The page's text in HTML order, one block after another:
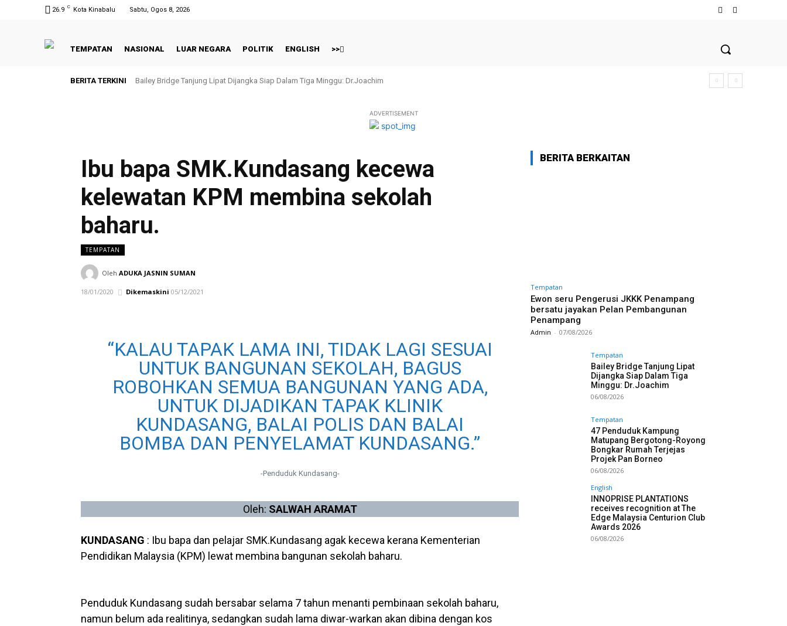
26.9 C Kota Kinabalu Sabtu, Ogos 8, 2026
TEMPATAN NASIONAL LUAR NEGARA POLITIK ENGLISH >>
BERITA TERKINI Bailey Bridge Tanjung Lipat Dijangka Siap Dalam Tiga Minggu: Dr.Joachim
ADVERTISEMENT
Ibu bapa SMK.Kundasang kecewa
kelewatan KPM membina sekolah
baharu.
TEMPATAN
Oleh ADUKA JASNIN SUMAN
18/01/2020 Dikemaskini 05/12/2021
“KALAU TAPAK LAMA INI, TIDAK LAGI SESUAI
UNTUK BANGUNAN SEKOLAH, BAGUS
ROBOHKAN SEMUA BANGUNAN YANG ADA,
UNTUK DIJADIKAN TAPAK KLINIK
KUNDASANG, BALAI POLIS DAN BALAI
BOMBA DAN PENYELAMAT KUNDASANG.”
-Penduduk Kundasang-
Oleh: SALWAH ARAMAT
KUNDASANG : Ibu bapa dan pelajar SMK.Kundasang agak kecewa kerana Kementerian
Pendidikan Malaysia (KPM) lewat membina bangunan sekolah baharu.
Penduduk Kundasang sudah bersabar selama 7 tahun menanti pembinaan sekolah baharu,
namun belum ada realitinya, sedangkan sudah lama diwar-warkan akan dibina dengan kos
BERITA BERKAITAN
Tempatan
Ewon seru Pengerusi JKKK Penampang
bersatu jayakan Pelan Pembangunan
Penampang
Admin - 07/08/2026
Tempatan
Bailey Bridge Tanjung Lipat
Dijangka Siap Dalam Tiga
Minggu: Dr.Joachim
06/08/2026
Tempatan
47 Penduduk Kampung
Matupang Bergotong-Royong
Bongkar Rumah Terjejas
Projek Pan Borneo
06/08/2026
English
INNOPRISE PLANTATIONS
receives recognition at The
Edge Malaysia Centurion Club
Awards 2026
06/08/2026